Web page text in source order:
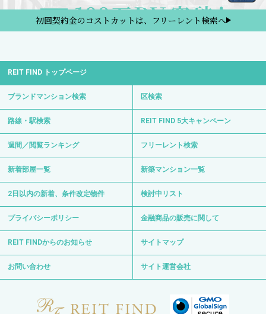
初回契約金のコストカットは、フリーレント検索へ
REIT FIND トップページ
ブランドマンション検索 区検索
路線・駅検索 REIT FIND 5大キャンペーン
週間／閲覧ランキング フリーレント検索
新着部屋一覧 新築マンション一覧
2日以内の新着、条件改定物件 検討中リスト
プライバシーポリシー 金融商品の販売に関して
REIT FINDからのお知らせ サイトマップ
お問い合わせ サイト運営会社